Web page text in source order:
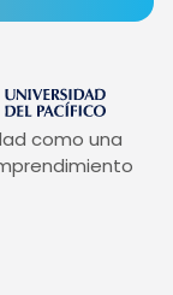
como una